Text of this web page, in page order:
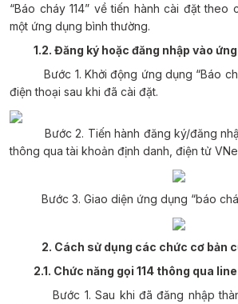
“Báo cháy 114” về tiến hành cài đặt
một ứng dụng bình thường.
1.2. Đăng ký hoặc đăng nhập vào ứng
Bước 1. Khởi động ứng dụng “Báo
điện thoại sau khi đã cài đặt.
Bước 2. Tiến hành đăng ký/đăng
thông qua tài khoản định danh, điện tử
Bước 3. Giao diện ứng dụng “báo
2. Cách sử dụng các chức cơ bản
2.1. Chức năng gọi 114 thông qua line
Bước 1. Sau khi đã đăng nhập